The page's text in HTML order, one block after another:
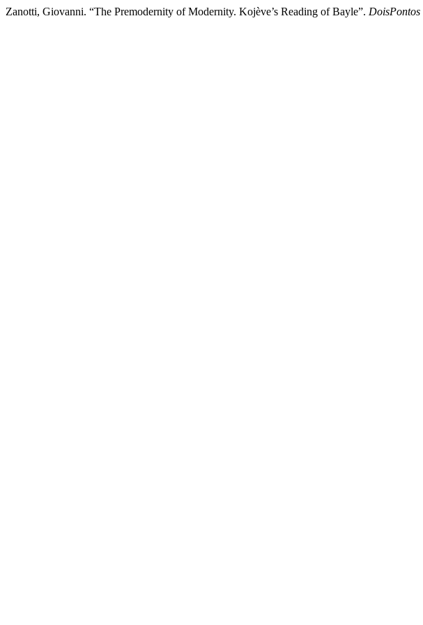
Zanotti, Giovanni. “The Premodernity of Modernity. Kojève’s Reading of Bayle”. DoisPontos